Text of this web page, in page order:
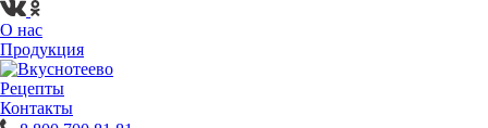
О нас
Продукция
Рецепты
Контакты